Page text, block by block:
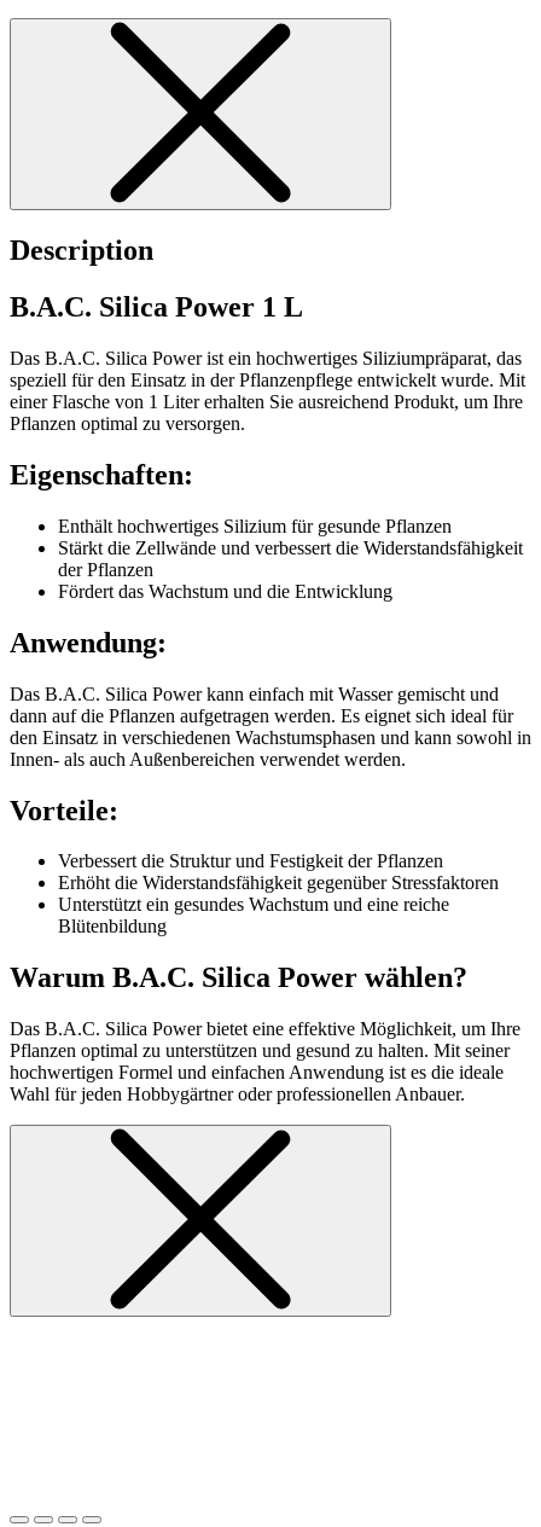
Description
B.A.C. Silica Power 1 L
Das B.A.C. Silica Power ist ein hochwertiges Siliziumpräparat, das
speziell für den Einsatz in der Pflanzenpflege entwickelt wurde. Mit
einer Flasche von 1 Liter erhalten Sie ausreichend Produkt, um Ihre
Pflanzen optimal zu versorgen.
Eigenschaften:
Enthält hochwertiges Silizium für gesunde Pflanzen
Stärkt die Zellwände und verbessert die Widerstandsfähigkeit
der Pflanzen
Fördert das Wachstum und die Entwicklung
Anwendung:
Das B.A.C. Silica Power kann einfach mit Wasser gemischt und
dann auf die Pflanzen aufgetragen werden. Es eignet sich ideal für
den Einsatz in verschiedenen Wachstumsphasen und kann sowohl in
Innen- als auch Außenbereichen verwendet werden.
Vorteile:
Verbessert die Struktur und Festigkeit der Pflanzen
Erhöht die Widerstandsfähigkeit gegenüber Stressfaktoren
Unterstützt ein gesundes Wachstum und eine reiche
Blütenbildung
Warum B.A.C. Silica Power wählen?
Das B.A.C. Silica Power bietet eine effektive Möglichkeit, um Ihre
Pflanzen optimal zu unterstützen und gesund zu halten. Mit seiner
hochwertigen Formel und einfachen Anwendung ist es die ideale
Wahl für jeden Hobbygärtner oder professionellen Anbauer.